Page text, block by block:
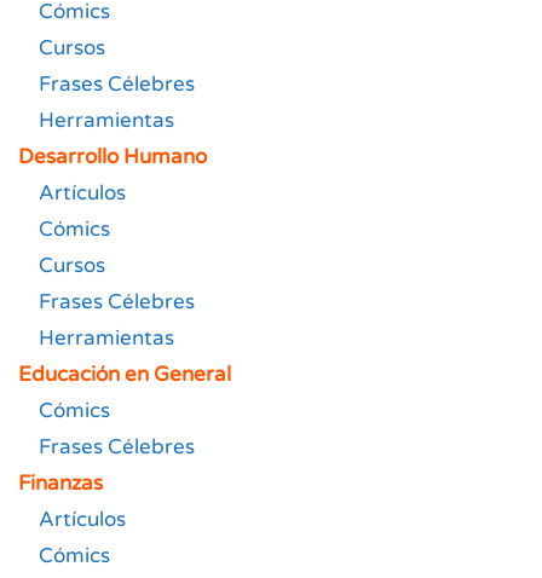
Cómics
Cursos
Frases Célebres
Herramientas
Desarrollo Humano
Artículos
Cómics
Cursos
Frases Célebres
Herramientas
Educación en General
Cómics
Frases Célebres
Finanzas
Artículos
Cómics